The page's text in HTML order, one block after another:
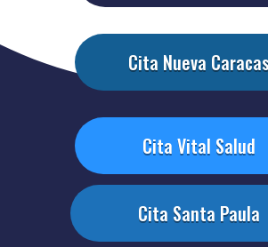
Cita Nueva Caracas
Cita Vital Salud
Cita Santa Paula